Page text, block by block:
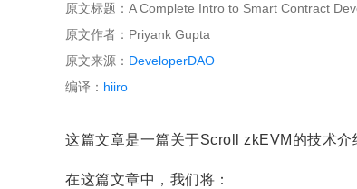
原文标题：A Complete Intro to Smart Contract
原文作者：Priyank Gupta
原文来源： DeveloperDAO
编译： hiiro
这篇文章是一篇关于Scroll zkEVM的技术介
在这篇文章中，我们将：